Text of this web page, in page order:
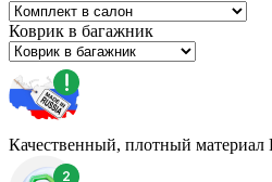
Коврик в багажник
Качественный, плотный материал